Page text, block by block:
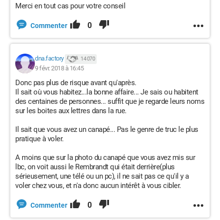
Merci en tout cas pour votre conseil
Commenter 0
dna.factory 14 070
9 févr. 2018 à 16:45
Donc pas plus de risque avant qu'après.
Il sait où vous habitez...la bonne affaire... Je sais ou habitent
des centaines de personnes... suffit que je regarde leurs noms
sur les boites aux lettres dans la rue.
Il sait que vous avez un canapé... Pas le genre de truc le plus
pratique à voler.
A moins que sur la photo du canapé que vous avez mis sur
lbc, on voit aussi le Rembrandt qui était derrière(plus
sérieusement, une télé ou un pc), il ne sait pas ce qu'il y a
voler chez vous, et n'a donc aucun intérêt à vous cibler.
Commenter 0